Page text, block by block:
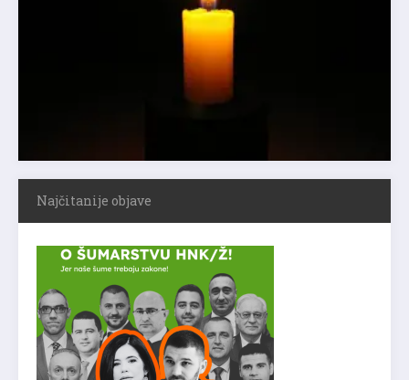
Najčitanije objave